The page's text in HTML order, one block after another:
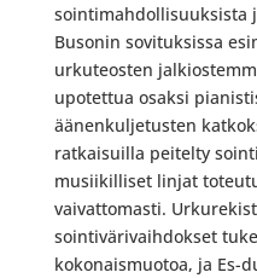
sointimahdollisuuksista
Busonin sovituksissa
urkuteosten
upotettua osaksi
äänenkuljetusten
ratkaisuilla peitelty
musiikilliset linjat
vaivattomasti.
sointivärivaihdokset
kokonaismuotoa, ja Es-